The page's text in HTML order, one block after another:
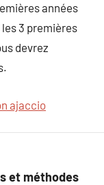
années
3 premières
devrez
ajaccio
et méthodes